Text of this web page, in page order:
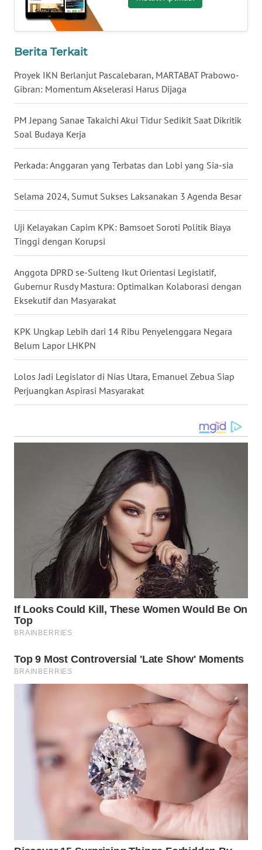
Berita Terkait
Proyek IKN Berlanjut Pascalebaran, MARTABAT Prabowo-
Gibran: Momentum Akselerasi Harus Dijaga
PM Jepang Sanae Takaichi Akui Tidur Sedikit Saat Dikritik
Soal Budaya Kerja
Perkada: Anggaran yang Terbatas dan Lobi yang Sia-sia
Selama 2024, Sumut Sukses Laksanakan 3 Agenda Besar
Uji Kelayakan Capim KPK: Bamsoet Soroti Politik Biaya
Tinggi dengan Korupsi
Anggota DPRD se-Sulteng Ikut Orientasi Legislatif,
Gubernur Rusdy Mastura: Optimalkan Kolaborasi dengan
Eksekutif dan Masyarakat
KPK Ungkap Lebih dari 14 Ribu Penyelenggara Negara
Belum Lapor LHKPN
Lolos Jadi Legislator di Nias Utara, Emanuel Zebua Siap
Perjuangkan Aspirasi Masyarakat
KALBAR
WN
KALTENG
WN
KALTARA
WN
SULSEL
GORONTALO
WN
SULUT
WN
MALUKU
WN
MALUT
WN
WN
LANGKAT
TAPANULI
WN
TANJUNG
LESUNG
KARO
WN